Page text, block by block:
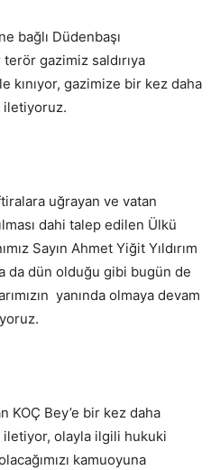
bağlı Düdenbaşı
gazimiz saldırıya
kınıyor, gazimize bir kez daha
uğrayan ve vatan
dahi talep edilen Ülkü
Sayın Ahmet Yiğit Yıldırım
da dün olduğu gibi bugün de
yanında olmaya devam
KOÇ Bey’e bir kez daha
olayla ilgili hukuki
kamuoyuna